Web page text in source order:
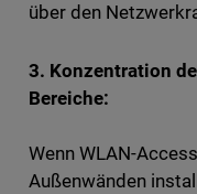
über den
3. Konzentration
Bereiche:
Wenn WLAN-
Außenwänden